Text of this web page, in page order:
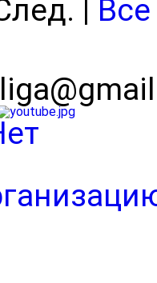
| Все